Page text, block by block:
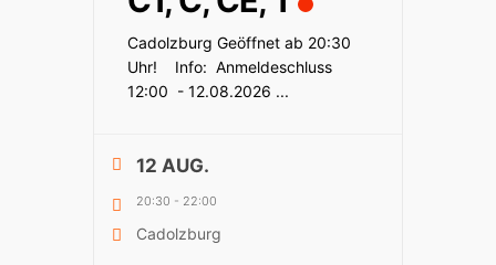
Cadolzburg Geöffnet ab 20:30
Uhr! Info: Anmeldeschluss
12:00 - 12.08.2026 ...
12 AUG.
20:30 - 22:00
Cadolzburg